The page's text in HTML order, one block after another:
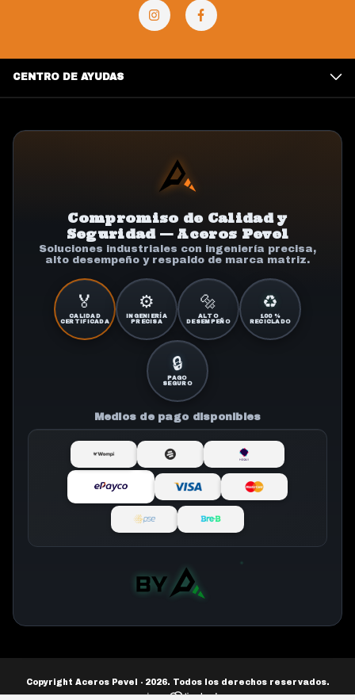
CENTRO DE AYUDAS
Compromiso de Calidad y
Seguridad — Aceros Pevel
Soluciones industriales con ingeniería precisa,
alto desempeño y respaldo de marca matriz.
🏅
CALIDAD
CERTIFICADA
⚙️
INGENIERÍA
PRECISA
🔩
ALTO
DESEMPEÑO
♻️
100 %
RECICLADO
🔒
PAGO
SEGURO
Medios de pago disponibles
Copyright Aceros Pevel - 2026. Todos los derechos reservados.